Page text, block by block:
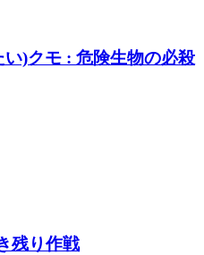
)クモ : 危険生物の必殺
残り作戦